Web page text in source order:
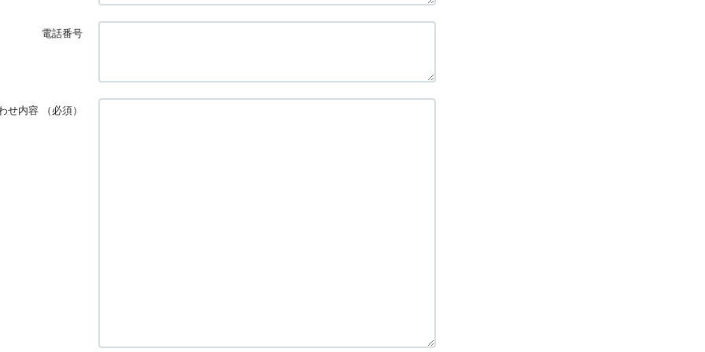
電話番号
せ内容 （必須）